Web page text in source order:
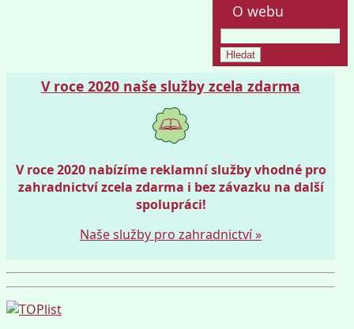
O webu
V roce 2020 naše služby zcela zdarma
V roce 2020 nabízíme reklamní služby vhodné pro
zahradnictví zcela zdarma i bez závazku na další
spolupráci!
Naše služby pro zahradnictví »